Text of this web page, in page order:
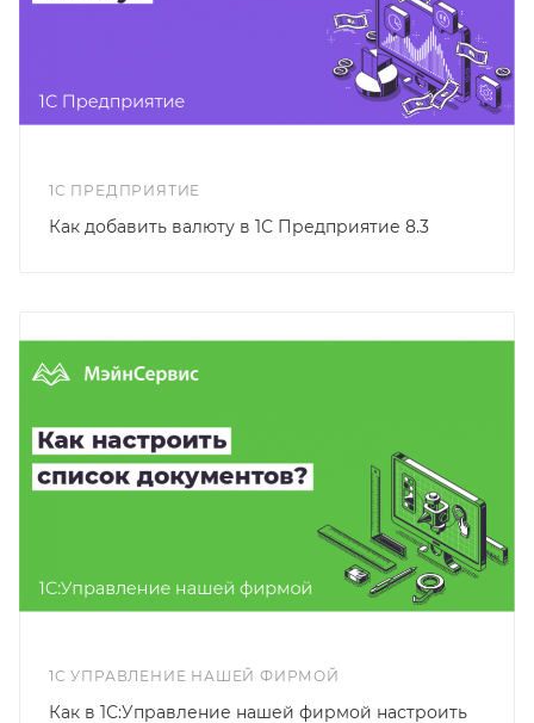
1С ПРЕДПРИЯТИЕ
Как добавить валюту в 1С Предприятие 8.3
1С УПРАВЛЕНИЕ НАШЕЙ ФИРМОЙ
Как в 1С:Управление нашей фирмой настроить